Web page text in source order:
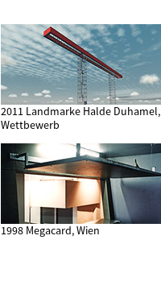
2011 Landmarke Halde Duhamel,
Wettbewerb
1998 Megacard, Wien